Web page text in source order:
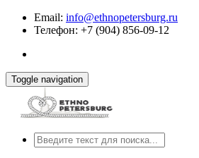
Email: info@ethnopetersburg.ru
Телефон: +7 (904) 856-09-12
Toggle navigation